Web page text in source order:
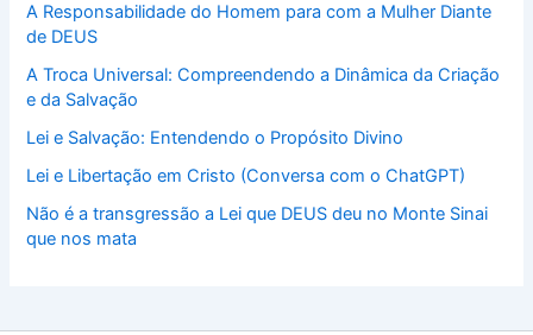
A Responsabilidade do Homem para com a Mulher Diante
de DEUS
A Troca Universal: Compreendendo a Dinâmica da Criação
e da Salvação
Lei e Salvação: Entendendo o Propósito Divino
Lei e Libertação em Cristo (Conversa com o ChatGPT)
Não é a transgressão a Lei que DEUS deu no Monte Sinai
que nos mata